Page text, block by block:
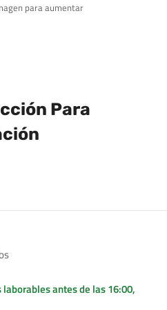
para aumentar
Para
laborables antes de las 16:00,